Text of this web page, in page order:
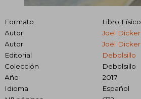
Formato
Libro Físico
Autor
Joël Dicker
Autor
Joël Dicker
Editorial
Debolsillo
Colección
Debolsillo
Año
2017
Idioma
Español